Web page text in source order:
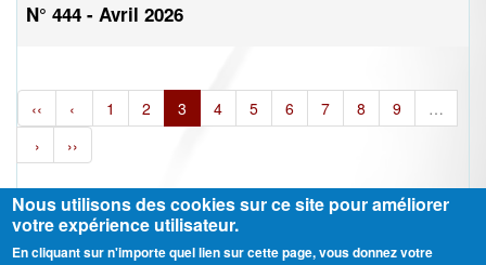
N° 444 - Avril 2026
‹‹ ‹ 1 2 3 4 5 6 7 8 9
…
›
››
Nous utilisons des cookies sur ce site pour améliorer
votre expérience utilisateur.
En cliquant sur n'importe quel lien sur cette page, vous donnez votre